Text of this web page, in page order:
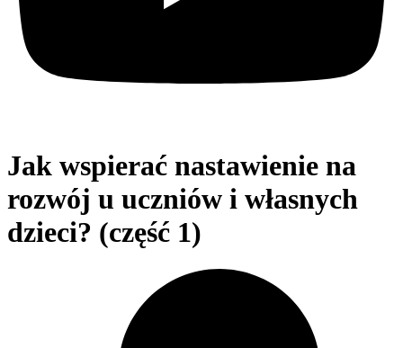
Jak wspierać nastawienie na
rozwój u uczniów i własnych
dzieci? (część 1)